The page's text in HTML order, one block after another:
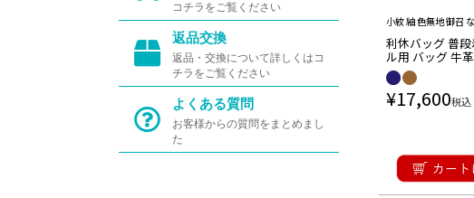
コチラをご覧ください
返品交換
返品・交換について詳しくはコ
チラをご覧ください
よくある質問
お客様からの質問をまとめまし
た
小紋 紬 色無地 御召
利休バッグ 普
ル用 バッグ 牛
イビー ブラウン
華園 お茶席 茶会
紋 御召 紬
¥17,600税込